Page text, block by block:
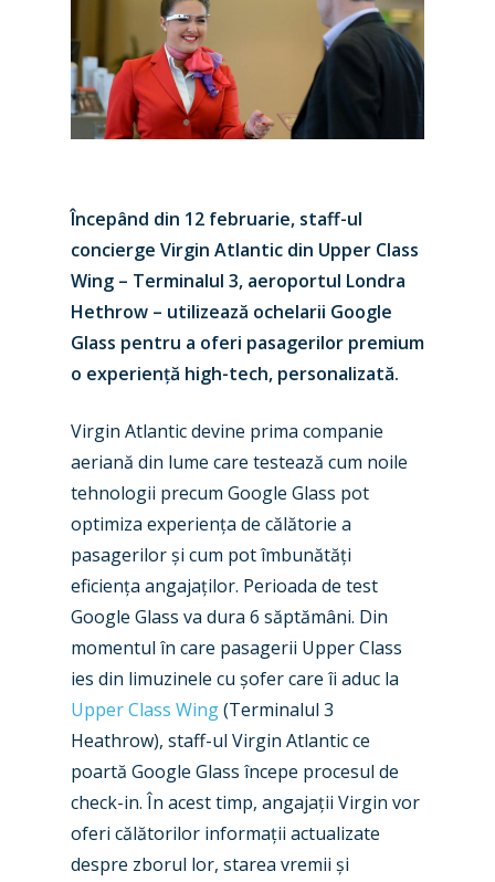
Începând din 12 februarie, staff-ul
concierge Virgin Atlantic din Upper Class
Wing – Terminalul 3, aeroportul Londra
Hethrow – utilizează ochelarii Google
Glass pentru a oferi pasagerilor premium
o experiență high-tech, personalizată.
Virgin Atlantic devine prima companie
aeriană din lume care testează cum noile
tehnologii precum Google Glass pot
optimiza experiența de călătorie a
pasagerilor și cum pot îmbunătăți
eficiența angajaților. Perioada de test
Google Glass va dura 6 săptămâni. Din
momentul în care pasagerii Upper Class
ies din limuzinele cu șofer care îi aduc la
Upper Class Wing(Terminalul 3
Heathrow), staff-ul Virgin Atlantic ce
poartă Google Glass începe procesul de
check-in. În acest timp, angajații Virgin vor
oferi călătorilor informații actualizate
despre zborul lor, starea vremii și